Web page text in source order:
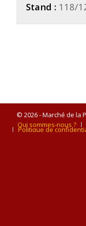
Stand : 118/
© 2026 - Marché de la
Qui sommes-nous ?
Politique de